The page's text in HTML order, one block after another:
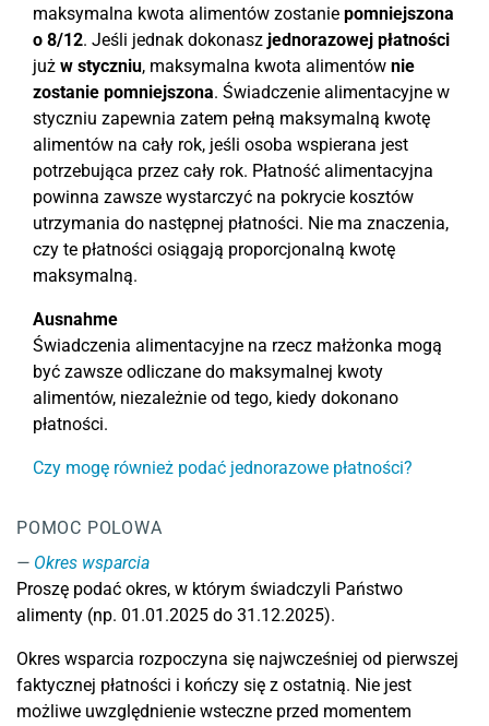
maksymalna kwota alimentów zostanie pomniejszona
o 8/12. Jeśli jednak dokonasz jednorazowej płatności
już w styczniu, maksymalna kwota alimentów nie
zostanie pomniejszona. Świadczenie alimentacyjne w
styczniu zapewnia zatem pełną maksymalną kwotę
alimentów na cały rok, jeśli osoba wspierana jest
potrzebująca przez cały rok. Płatność alimentacyjna
powinna zawsze wystarczyć na pokrycie kosztów
utrzymania do następnej płatności. Nie ma znaczenia,
czy te płatności osiągają proporcjonalną kwotę
maksymalną.
Ausnahme
Świadczenia alimentacyjne na rzecz małżonka mogą
być zawsze odliczane do maksymalnej kwoty
alimentów, niezależnie od tego, kiedy dokonano
płatności.
Czy mogę również podać jednorazowe płatności?
POMOC POLOWA
Okres wsparcia
Proszę podać okres, w którym świadczyli Państwo
alimenty (np. 01.01.2025 do 31.12.2025).
Okres wsparcia rozpoczyna się najwcześniej od pierwszej
faktycznej płatności i kończy się z ostatnią. Nie jest
możliwe uwzględnienie wsteczne przed momentem